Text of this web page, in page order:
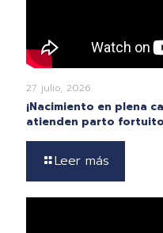
27 julio, 2026
¡Nacimiento en plena
atienden parto
Leer más